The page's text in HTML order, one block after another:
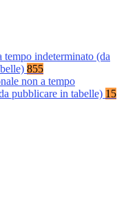
tempo indeterminato (da
855
non a tempo
pubblicare in tabelle) 15